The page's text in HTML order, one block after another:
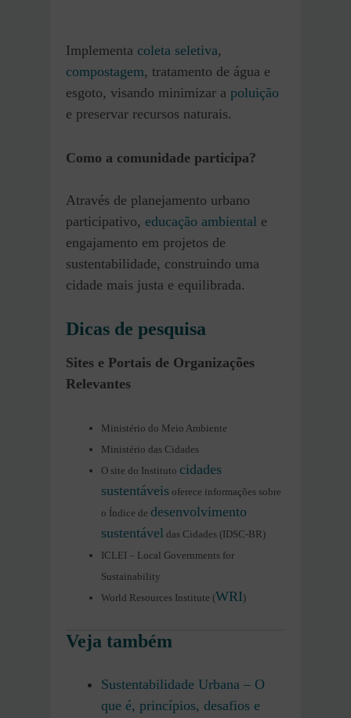
Implementa coleta seletiva,
compostagem, tratamento de água e
esgoto, visando minimizar a poluição
e preservar recursos naturais.
Como a comunidade participa?
Através de planejamento urbano
participativo, educação ambiental e
engajamento em projetos de
sustentabilidade, construindo uma
cidade mais justa e equilibrada.
Dicas de pesquisa
Sites e Portais de Organizações
Relevantes
Ministério do Meio Ambiente
Ministério das Cidades
O site do Instituto cidades
sustentáveis oferece informações sobre
o Índice de desenvolvimento
sustentável das Cidades (IDSC-BR)
ICLEI – Local Governments for
Sustainability
World Resources Institute (WRI)
Veja também
Sustentabilidade Urbana – O
que é, princípios, desafios e